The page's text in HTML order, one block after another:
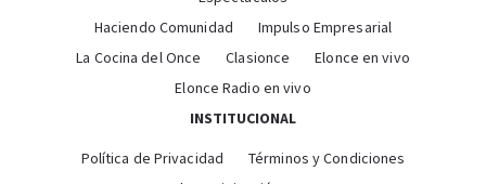
Haciendo Comunidad
Impulso Empresarial
La Cocina del Once
Clasionce
Elonce en vivo
Elonce Radio en vivo
INSTITUCIONAL
Política de Privacidad
Términos y Condiciones